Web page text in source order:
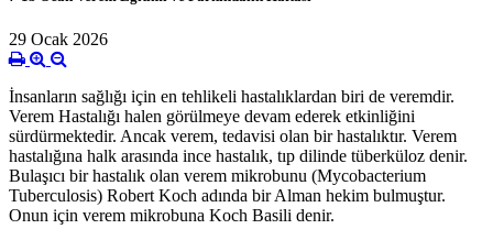
29 Ocak 2026
İnsanların sağlığı için en tehlikeli hastalıklardan biri de veremdir.
Verem Hastalığı halen görülmeye devam ederek etkinliğini
sürdürmektedir. Ancak verem, tedavisi olan bir hastalıktır. Verem
hastalığına halk arasında ince hastalık, tıp dilinde tüberküloz denir.
Bulaşıcı bir hastalık olan verem mikrobunu (Mycobacterium
Tuberculosis) Robert Koch adında bir Alman hekim bulmuştur.
Onun için verem mikrobuna Koch Basili denir.